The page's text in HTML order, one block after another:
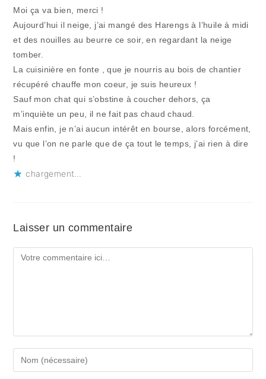
Moi ça va bien, merci !
Aujourd’hui il neige, j’ai mangé des Harengs à l’huile à midi
et des nouilles au beurre ce soir, en regardant la neige
tomber.
La cuisinière en fonte , que je nourris au bois de chantier
récupéré chauffe mon coeur, je suis heureux !
Sauf mon chat qui s’obstine à coucher dehors, ça
m’inquiète un peu, il ne fait pas chaud chaud.
Mais enfin, je n’ai aucun intérêt en bourse, alors forcément,
vu que l’on ne parle que de ça tout le temps, j’ai rien à dire
!
chargement…
Laisser un commentaire
Comment
your